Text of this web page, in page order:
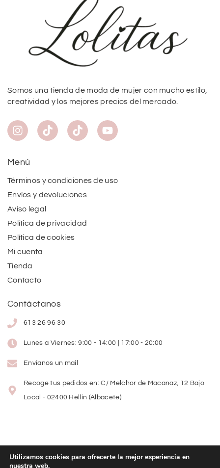
Somos una tienda de moda de mujer con mucho estilo,
creatividad y los mejores precios del mercado.
Menú
Términos y condiciones de uso
Envíos y devoluciones
Aviso legal
Política de privacidad
Política de cookies
Mi cuenta
Tienda
Contacto
Contáctanos
613 26 96 30
Lunes a Viernes: 9:00 - 14:00 | 17:00 - 20:00
Envíanos un mail
Recoge tus pedidos en: C/ Melchor de Macanaz, 12 Bajo
Local - 02400 Hellín (Albacete)
Utilizamos cookies para ofrecerte la mejor experiencia en
nuestra web.